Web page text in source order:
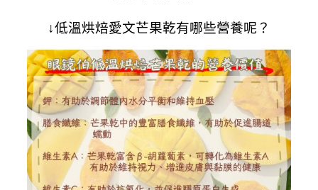
↓低溫烘焙愛文芒果乾有哪些營養呢？